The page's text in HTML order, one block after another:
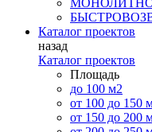
Каталог проектов
назад
Каталог проектов
Площадь
до 100 м2
от 100 до 150
от 150 до 200